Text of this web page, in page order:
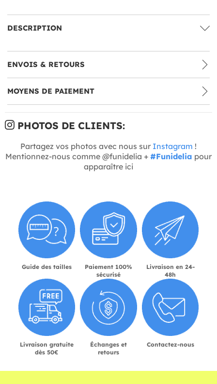
DESCRIPTION
ENVOIS & RETOURS
MOYENS DE PAIEMENT
PHOTOS DE CLIENTS:
Partagez vos photos avec nous sur Instagram !
Mentionnez-nous comme @funidelia + #Funidelia pour
apparaître ici
Guide des tailles
Paiement 100%
sécurisé
Livraison en 24-
48h
Livraison gratuite
dès 50€
Échanges et
retours
Contactez-nous